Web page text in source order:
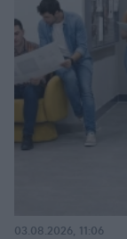
03.08.2026, 11:06